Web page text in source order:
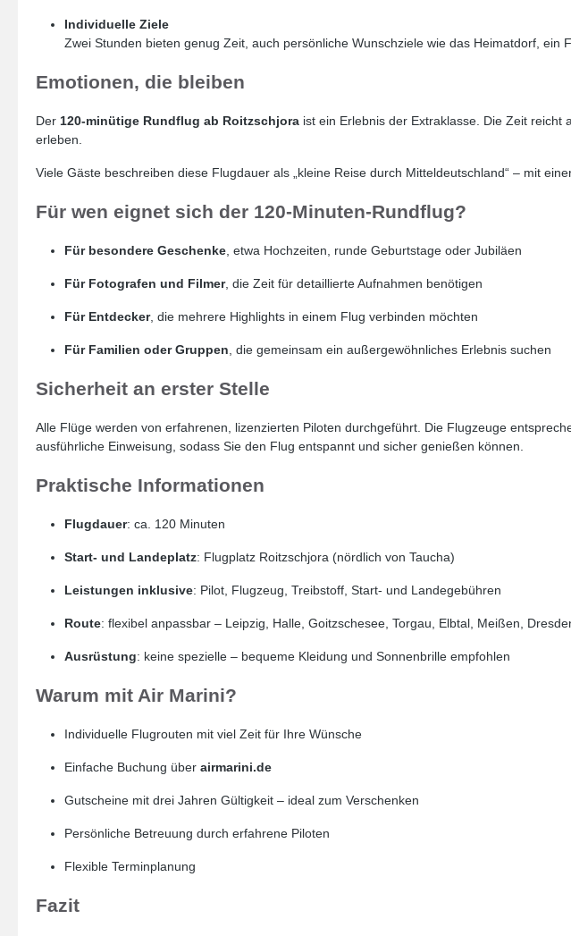
Individuelle Ziele
Zwei Stunden bieten genug Zeit, auch persönliche Wunschziele wie das Heimatdorf, ein
Emotionen, die bleiben
Der 120-minütige Rundflug ab Roitzschjora ist ein Erlebnis der Extraklasse. Die Zeit
erleben.
Viele Gäste beschreiben diese Flugdauer als „kleine Reise durch Mitteldeutschland“ – mit
Für wen eignet sich der 120-Minuten-Rundflug?
Für besondere Geschenke , etwa Hochzeiten, runde Geburtstage oder Jubiläen
Für Fotografen und Filmer, die Zeit für detaillierte Aufnahmen benötigen
Für Entdecker, die mehrere Highlights in einem Flug verbinden möchten
Für Familien oder Gruppen , die gemeinsam ein außergewöhnliches Erlebnis suchen
Sicherheit an erster Stelle
Alle Flüge werden von erfahrenen, lizenzierten Piloten durchgeführt. Die Flugzeuge
ausführliche Einweisung, sodass Sie den Flug entspannt und sicher genießen können.
Praktische Informationen
Flugdauer: ca. 120 Minuten
Start- und Landeplatz: Flugplatz Roitzschjora (nördlich von Taucha)
Leistungen inklusive: Pilot, Flugzeug, Treibstoff, Start- und Landegebühren
Route: flexibel anpassbar – Leipzig, Halle, Goitzschesee, Torgau, Elbtal, Meißen,
Ausrüstung: keine spezielle – bequeme Kleidung und Sonnenbrille empfohlen
Warum mit Air Marini?
Individuelle Flugrouten mit viel Zeit für Ihre Wünsche
Einfache Buchung über airmarini.de
Gutscheine mit drei Jahren Gültigkeit – ideal zum Verschenken
Persönliche Betreuung durch erfahrene Piloten
Flexible Terminplanung
Fazit